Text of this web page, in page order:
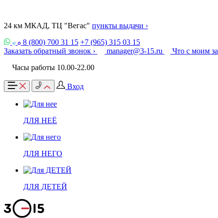
24 км МКАД, ТЦ "Вегас" пункты выдачи ›
8 (800) 700 31 15 +7 (965) 315 03 15
Заказать обратный звонок ›
manager@3-15.ru
Что с моим
Часы работы 10.00-22.00
Вход
ДЛЯ НЕЁ
ДЛЯ НЕГО
ДЛЯ ДЕТЕЙ